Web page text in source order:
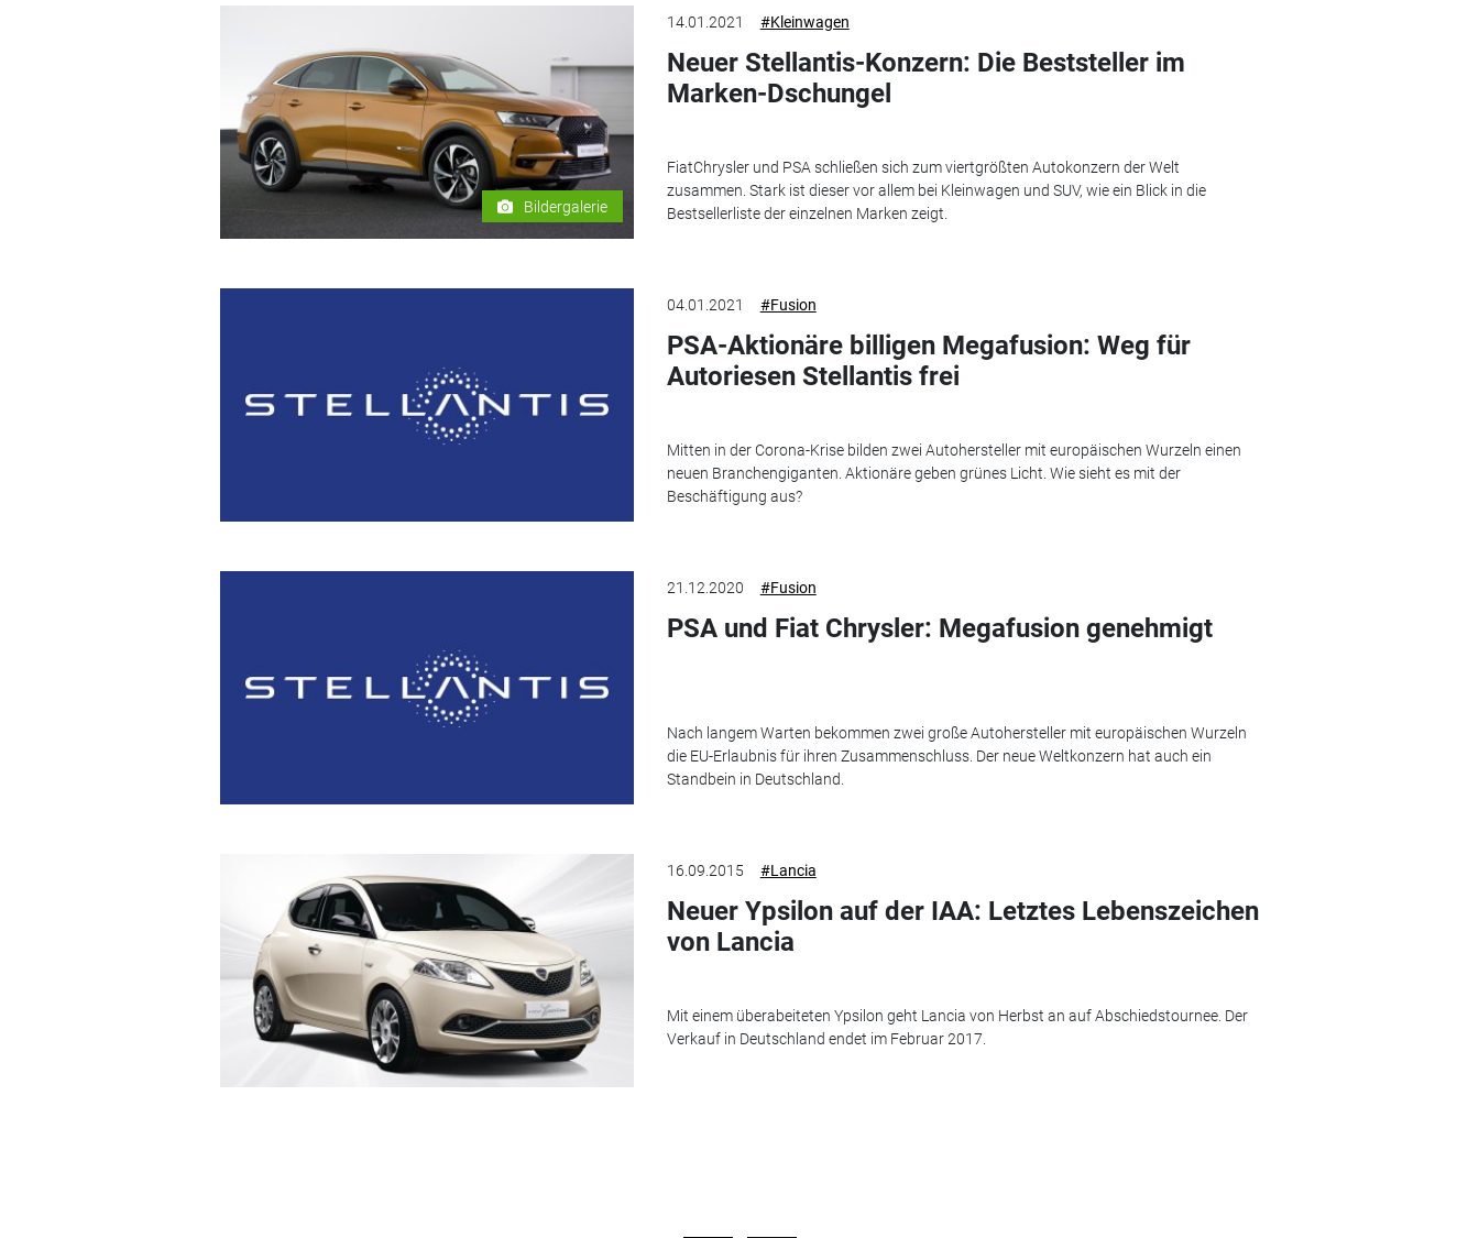
Bildergalerie
14.01.2021 #Kleinwagen
Neuer Stellantis-Konzern: Die Beststeller im
Marken-Dschungel
FiatChrysler und PSA schließen sich zum viertgrößten Autokonzern der Welt
zusammen. Stark ist dieser vor allem bei Kleinwagen und SUV, wie ein Blick in die
Bestsellerliste der einzelnen Marken zeigt.
04.01.2021 #Fusion
PSA-Aktionäre billigen Megafusion: Weg für
Autoriesen Stellantis frei
Mitten in der Corona-Krise bilden zwei Autohersteller mit europäischen Wurzeln einen
neuen Branchengiganten. Aktionäre geben grünes Licht. Wie sieht es mit der
Beschäftigung aus?
21.12.2020 #Fusion
PSA und Fiat Chrysler: Megafusion genehmigt
Nach langem Warten bekommen zwei große Autohersteller mit europäischen Wurzeln
die EU-Erlaubnis für ihren Zusammenschluss. Der neue Weltkonzern hat auch ein
Standbein in Deutschland.
16.09.2015 #Lancia
Neuer Ypsilon auf der IAA: Letztes Lebenszeichen
von Lancia
Mit einem überabeiteten Ypsilon geht Lancia von Herbst an auf Abschiedstournee. Der
Verkauf in Deutschland endet im Februar 2017.